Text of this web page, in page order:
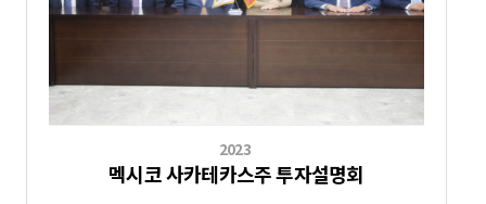
2023
멕시코 사카테카스주 투자설명회